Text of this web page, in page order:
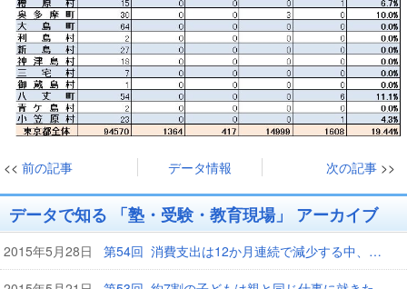
<< 前の記事 データ情報 次の記事 >>
データで知る 「塾・受験・教育現場」 アーカイブ
2015年5月28日 第54回 消費支出は12か月連続で減少する中、教育費は増加